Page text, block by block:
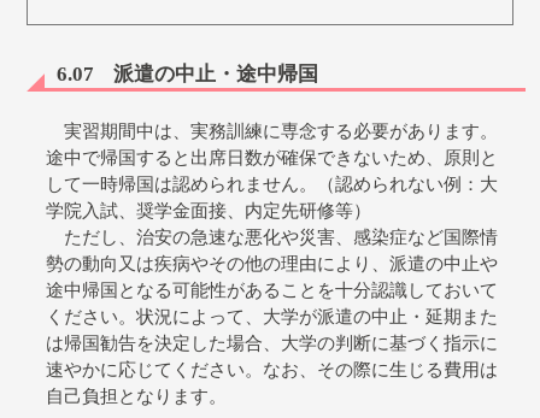
6.07 派遣の中止・途中帰国
実習期間中は、実務訓練に専念する必要があります。
途中で帰国すると出席日数が確保できないため、原則と
して一時帰国は認められません。（認められない例：大
学院入試、奨学金面接、内定先研修等）
ただし、治安の急速な悪化や災害、感染症など国際情
勢の動向又は疾病やその他の理由により、派遣の中止や
途中帰国となる可能性があることを十分認識しておいて
ください。状況によって、大学が派遣の中止・延期また
は帰国勧告を決定した場合、大学の判断に基づく指示に
速やかに応じてください。なお、その際に生じる費用は
自己負担となります。